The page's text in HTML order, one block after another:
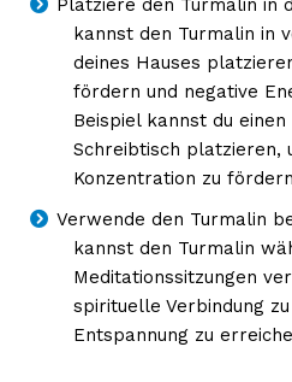
Erhalte
Platziere den Turmalin in
kannst den Turmalin in
deines Hauses
fördern und negative
Beispiel kannst du
Schreibtisch platzieren,
Konzentration zu
Verwende den Turmalin
kannst den Turmalin
Meditationssitzungen
spirituelle Verbindung
Entspannung zu